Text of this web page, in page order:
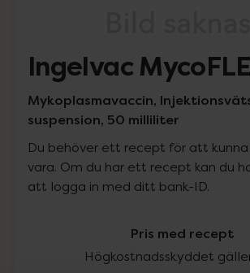
Ingelvac
Mykoplasmavaccin,
suspension, 50 milliliter
Du behöver ett recept för att
vara. Om du har ett recept kan du
att logga in med ditt bank-ID.
Pris med recept
Högkostnadsskyddet